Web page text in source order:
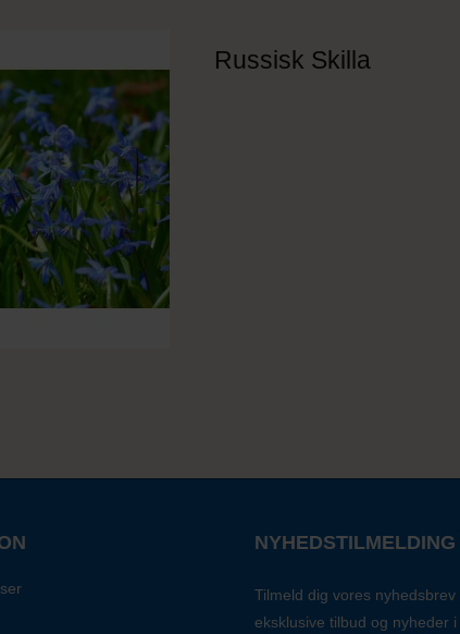
Russisk Skilla
NYHEDSTILMELDING
Tilmeld dig vores nyhedsbrev
eksklusive tilbud og nyheder